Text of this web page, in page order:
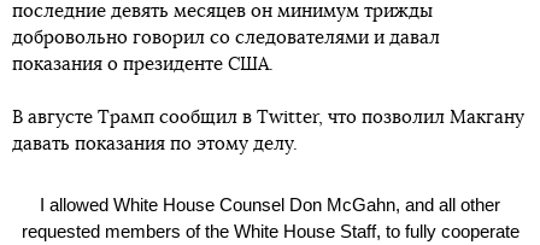
последние девять месяцев он минимум трижды
добровольно говорил со следователями и давал
показания о президенте США.
В августе Трамп сообщил в Twitter, что позволил Макгану
давать показания по этому делу.
I allowed White House Counsel Don McGahn, and all other
requested members of the White House Staff, to fully cooperate